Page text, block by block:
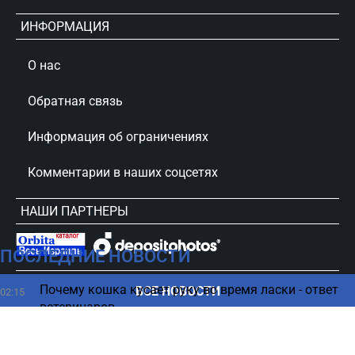
ПОСЛЕДНИЕ НОВОСТИ
02:15
Почему кошка кусает руку во время ласки - ответ
ветеринаров
ВСЕ НОВОСТИ
ИНФОРМАЦИЯ
О нас
Обратная связь
Информация об ограничениях
Комментарии в наших соцсетях
НАШИ ПАРТНЕРЫ
сursorinfo.co.il © Все права защищены